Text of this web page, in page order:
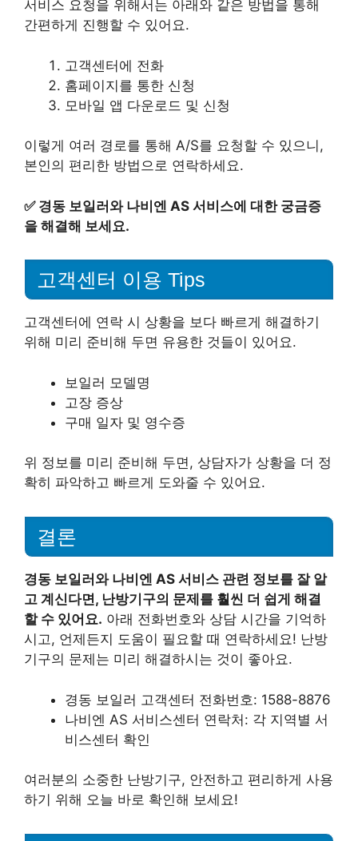
서비스 요청을 위해서는 아래와 같은 방법을 통해
간편하게 진행할 수 있어요.
고객센터에 전화
홈페이지를 통한 신청
모바일 앱 다운로드 및 신청
이렇게 여러 경로를 통해 A/S를 요청할 수 있으니,
본인의 편리한 방법으로 연락하세요.
✅ 경동 보일러와 나비엔 AS 서비스에 대한 궁금증
을 해결해 보세요.
고객센터 이용 Tips
고객센터에 연락 시 상황을 보다 빠르게 해결하기
위해 미리 준비해 두면 유용한 것들이 있어요.
보일러 모델명
고장 증상
구매 일자 및 영수증
위 정보를 미리 준비해 두면, 상담자가 상황을 더 정
확히 파악하고 빠르게 도와줄 수 있어요.
결론
경동 보일러와 나비엔 AS 서비스 관련 정보를 잘 알
고 계신다면, 난방기구의 문제를 훨씬 더 쉽게 해결
할 수 있어요. 아래 전화번호와 상담 시간을 기억하
시고, 언제든지 도움이 필요할 때 연락하세요! 난방
기구의 문제는 미리 해결하시는 것이 좋아요.
경동 보일러 고객센터 전화번호: 1588-8876
나비엔 AS 서비스센터 연락처: 각 지역별 서
비스센터 확인
여러분의 소중한 난방기구, 안전하고 편리하게 사용
하기 위해 오늘 바로 확인해 보세요!